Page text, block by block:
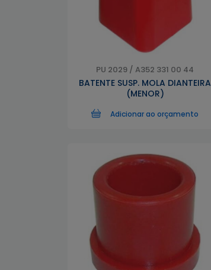
PU 2029 / A352 331 00 44
BATENTE SUSP. MOLA DIANTEIRA
(MENOR)
Adicionar ao orçamento